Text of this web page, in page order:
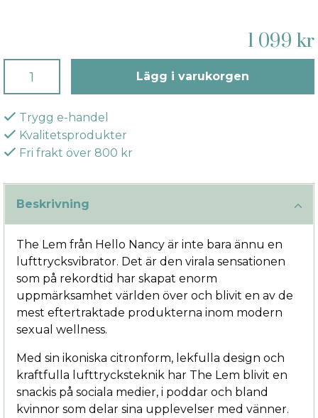
1 099 kr
Lägg i varukorgen
Trygg e-handel
Kvalitetsprodukter
Fri frakt över 800 kr
Beskrivning
The Lem från Hello Nancy är inte bara ännu en
lufttrycksvibrator. Det är den virala sensationen
som på rekordtid har skapat enorm
uppmärksamhet världen över och blivit en av de
mest eftertraktade produkterna inom modern
sexual wellness.
Med sin ikoniska citronform, lekfulla design och
kraftfulla lufttrycksteknik har The Lem blivit en
snackis på sociala medier, i poddar och bland
kvinnor som delar sina upplevelser med vänner.